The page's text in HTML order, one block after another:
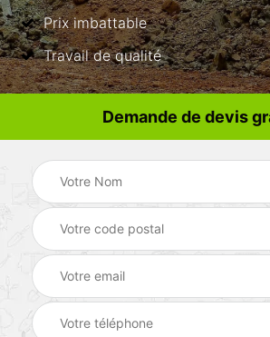
Prix imbattable
Travail de qualité
Demande de devis